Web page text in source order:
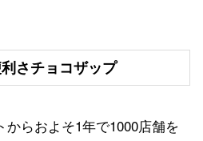
さチョコザップ
らおよそ1年で1000店舗を